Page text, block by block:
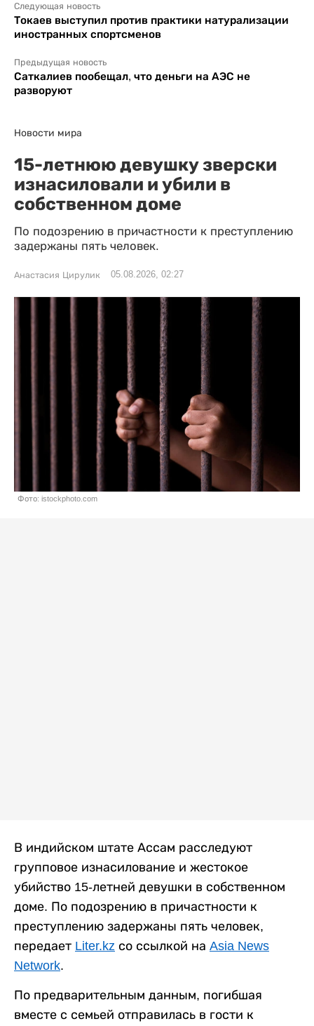
Следующая новость
Токаев выступил против практики натурализации
иностранных спортсменов
Предыдущая новость
Саткалиев пообещал, что деньги на АЭС не
разворуют
Новости мира
15-летнюю девушку зверски
изнасиловали и убили в
собственном доме
По подозрению в причастности к преступлению
задержаны пять человек.
Анастасия Цирулик 05.08.2026, 02:27
Фото: istockphoto.com
В индийском штате Ассам расследуют
групповое изнасилование и жестокое
убийство 15-летней девушки в собственном
доме. По подозрению в причастности к
преступлению задержаны пять человек,
передает Liter.kz со ссылкой на Asia News
Network.
По предварительным данным, погибшая
вместе с семьей отправилась в гости к